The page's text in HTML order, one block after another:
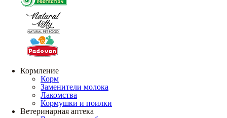
Кормление
Корм
Заменители молока
Лакомства
Кормушки и поилки
Ветеринарная аптека